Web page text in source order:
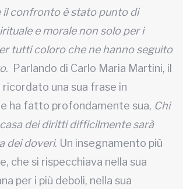
il confronto è stato punto di
e morale non solo per i
tutti coloro che ne hanno seguito
. Parlando di Carlo Maria Martini, il
ricordato una sua frase in
ha fatto profondamente sua, Chi
dei diritti difficilmente sarà
dei doveri. Un insegnamento più
che si rispecchiava nella sua
per i più deboli, nella sua